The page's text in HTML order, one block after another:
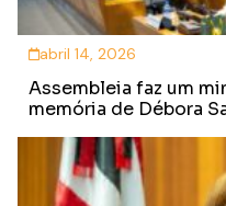
abril 14, 2026
Assembleia faz um
memória de Débora